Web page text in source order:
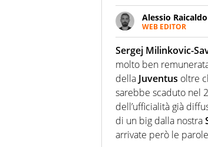
Alessio Raicaldo
WEB EDITOR
Un figlio che si
quale filo
indaga,
Sergej Milinkovic-
molto ben
della Juventus oltre
sarebbe scaduto nel
dell’ufficialità già
di un big dalla nostra
arrivate però le